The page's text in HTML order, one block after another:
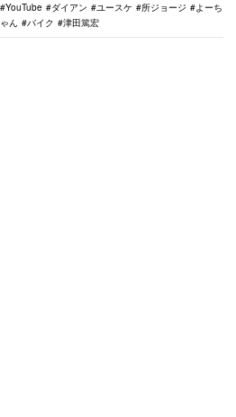
YouTube
ダイアン ユースケ 所ジョージ
よーち
ゃん
バイク 津田篤宏